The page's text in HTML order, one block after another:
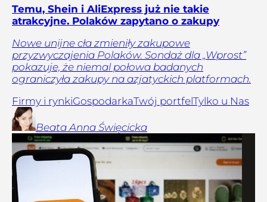
Temu, Shein i AliExpress już nie takie
atrakcyjne. Polaków zapytano o zakupy
Nowe unijne cła zmieniły zakupowe
przyzwyczajenia Polaków. Sondaż dla „Wprost”
pokazuje, że niemal połowa badanych
ograniczyła zakupy na azjatyckich platformach.
Firmy i rynkiGospodarkaTwój portfelTylko u Nas
Beata Anna Święcicka